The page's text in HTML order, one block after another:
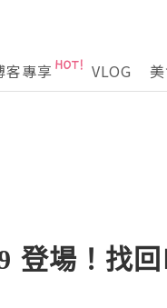
客專享 VLOG
登場！找